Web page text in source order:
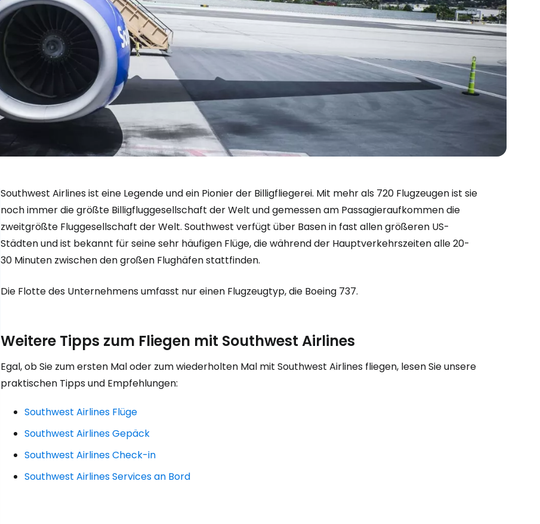
Southwest Airlines ist eine Legende und ein Pionier der Billigfliegerei. Mit mehr als 720 Flugzeugen ist sie
noch immer die größte Billigfluggesellschaft der Welt und gemessen am Passagieraufkommen die
zweitgrößte Fluggesellschaft der Welt. Southwest verfügt über Basen in fast allen größeren US-
Städten und ist bekannt für seine sehr häufigen Flüge, die während der Hauptverkehrszeiten alle 20-
30 Minuten zwischen den großen Flughäfen stattfinden.
Die Flotte des Unternehmens umfasst nur einen Flugzeugtyp, die Boeing 737.
Weitere Tipps zum Fliegen mit Southwest Airlines
Egal, ob Sie zum ersten Mal oder zum wiederholten Mal mit Southwest Airlines fliegen, lesen Sie unsere
praktischen Tipps und Empfehlungen:
Southwest Airlines Flüge
Southwest Airlines Gepäck
Southwest Airlines Check-in
Southwest Airlines Services an Bord
Anmeldung bei Cestee
... die weltweite Reise-Community